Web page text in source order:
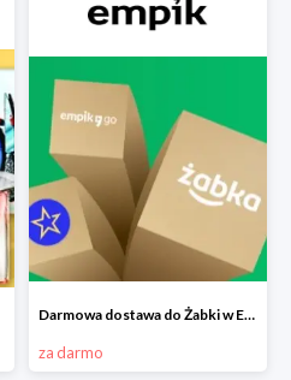
Darmowa dostawa do Żabki w Empiku
za darmo